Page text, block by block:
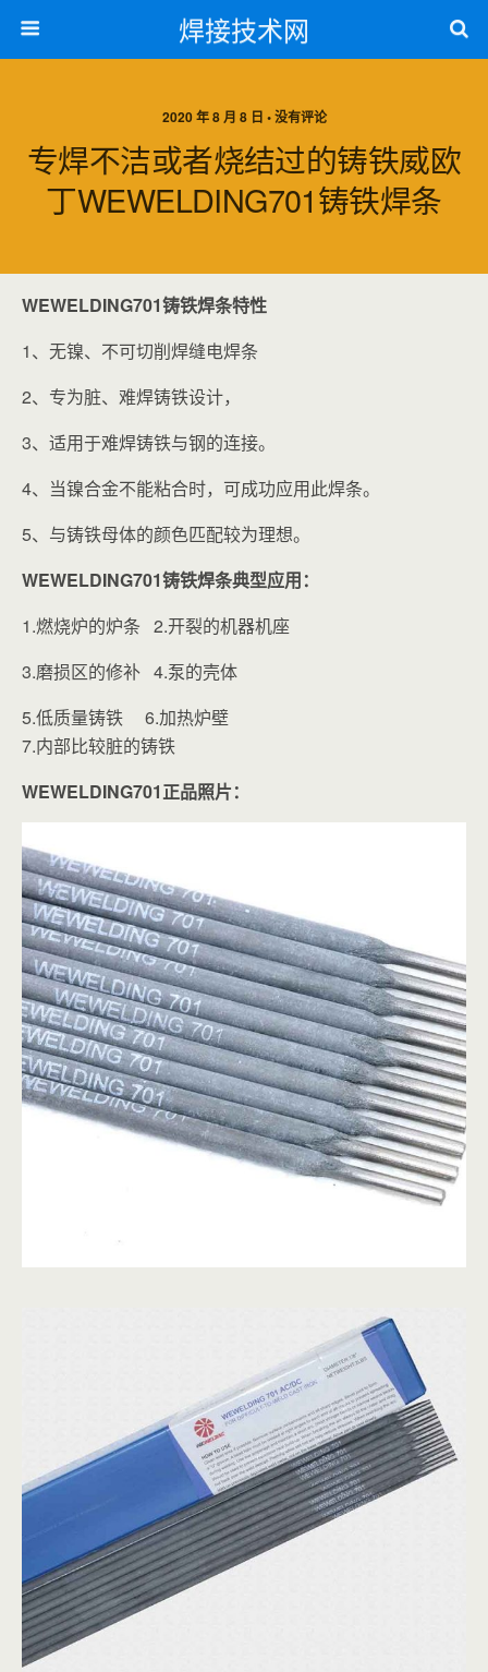
焊接技术网
2020 年 8 月 8 日 • 没有评论
专焊不洁或者烧结过的铸铁威欧
丁WEWELDING701铸铁焊条
WEWELDING701铸铁焊条特性
1、无镍、不可切削焊缝电焊条
2、专为脏、难焊铸铁设计，
3、适用于难焊铸铁与钢的连接。
4、当镍合金不能粘合时，可成功应用此焊条。
5、与铸铁母体的颜色匹配较为理想。
WEWELDING701铸铁焊条典型应用：
1.燃烧炉的炉条 2.开裂的机器机座
3.磨损区的修补 4.泵的壳体
5.低质量铸铁 6.加热炉壁
7.内部比较脏的铸铁
WEWELDING701正品照片：